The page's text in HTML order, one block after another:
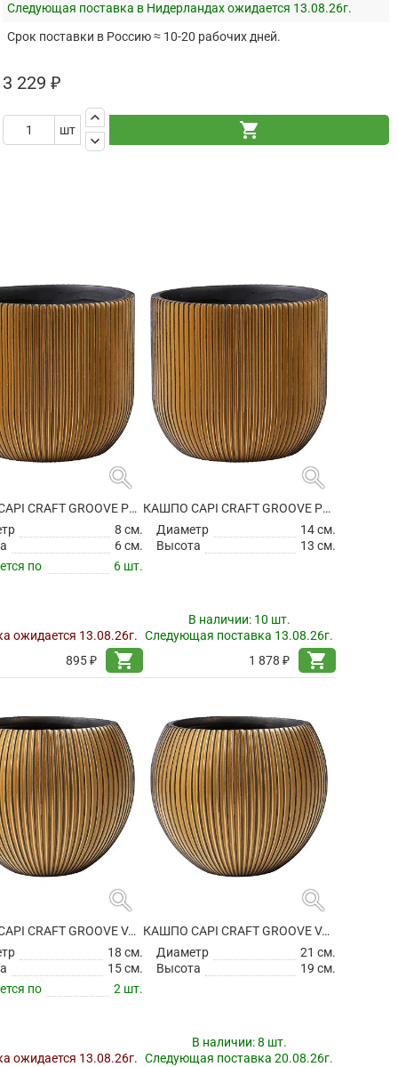
Следующая поставка в Нидерландах ожидается 13.08.26г.
Срок поставки в Россию ≈ 10-20 рабочих дней.
3 229 ₽
шт
keyboard_arrow_up
keyboard_arrow_down
shopping_cart
search
КАШПО CAPI CRAFT GROOVE PLANTER BALL BLACK GOLD
8 см.
6 см.
по
6 шт.
ожидается 13.08.26г.
895 ₽
shopping_cart
search
КАШПО CAPI CRAFT GROOVE PLANTER BALL BLACK GOLD
Диаметр
14 см.
Высота
13 см.
В наличии: 10 шт.
Следующая поставка 13.08.26г.
1 878 ₽
shopping_cart
search
КАШПО CAPI CRAFT GROOVE VASE BALL BLACK GOLD
18 см.
15 см.
по
2 шт.
ожидается 13.08.26г.
search
КАШПО CAPI CRAFT GROOVE VASE BALL BLACK GOLD
Диаметр
21 см.
Высота
19 см.
В наличии:8 шт.
Следующая поставка 20.08.26г.